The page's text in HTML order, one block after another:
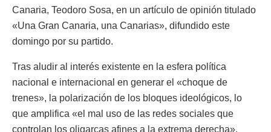
Canaria, Teodoro Sosa, en un artículo de opinión titulado
«Una Gran Canaria, una Canarias», difundido este
domingo por su partido.
Tras aludir al interés existente en la esfera política
nacional e internacional en generar el «choque de
trenes», la polarización de los bloques ideológicos, lo
que amplifica «el mal uso de las redes sociales que
controlan los oligarcas afines a la extrema derecha»,